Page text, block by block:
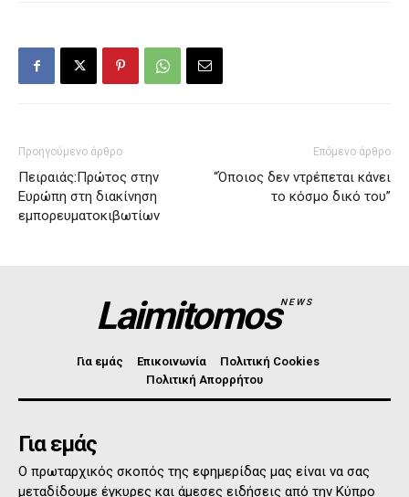
Προηγούμενο άρθρο
Πειραιάς:Πρώτος στην
Ευρώπη στη διακίνηση
εμπορευματοκιβωτίων
Επόμενο άρθρο
“Όποιος δεν ντρέπεται κάνει
το κόσμο δικό του”
LaimitomosNEWS
Για εμάς Επικοινωνία
Πολιτική Cookies
Πολιτική Απορρήτου
Για εμάς
Ο πρωταρχικός σκοπός της εφημερίδας μας είναι να σας
μεταδίδουμε έγκυρες και άμεσες ειδήσεις από την Κύπρο